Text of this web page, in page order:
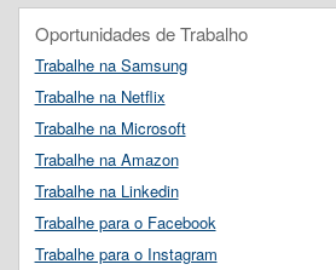
Oportunidades de Trabalho
Trabalhe na Samsung
Trabalhe na Netflix
Trabalhe na Microsoft
Trabalhe na Amazon
Trabalhe na Linkedin
Trabalhe para o Facebook
Trabalhe para o Instagram